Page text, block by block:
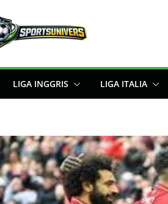
LIGA INGGRIS LIGA ITALIA